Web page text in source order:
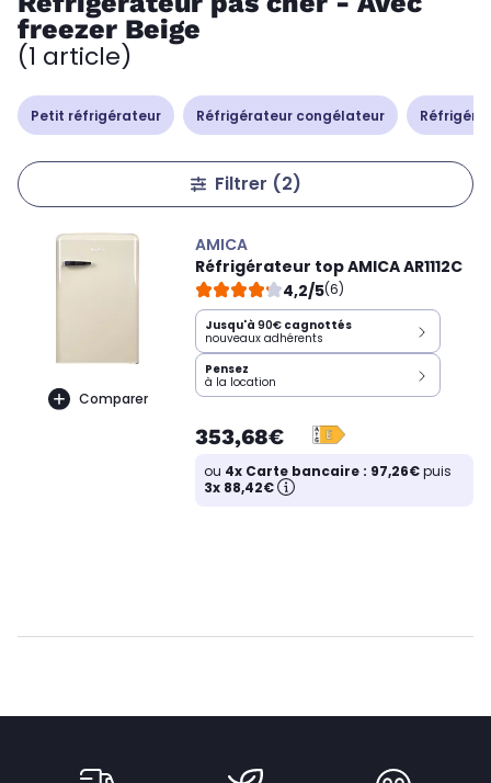
freezer Beige
(1 article)
Petit réfrigérateur Réfrigérateur congélateur
Filtrer (2)
Comparer
AMICA
Réfrigérateur top AMICA AR1112C
4,2/5(6)
Jusqu'à 90€ cagnottés
nouveaux adhérents
Pensez
à la location
353,68€
ou 4x Carte bancaire : 97,26€puis
3x 88,42€